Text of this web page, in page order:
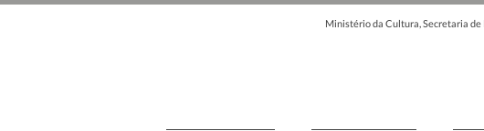
Ministério da Cultura, Secretaria